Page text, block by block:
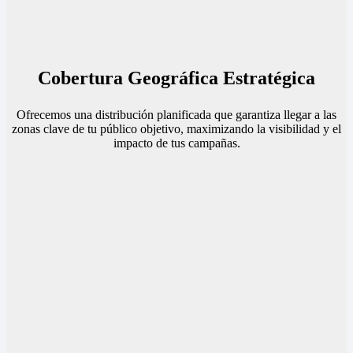
Cobertura Geográfica Estratégica
Ofrecemos una distribución planificada que garantiza llegar a las
zonas clave de tu público objetivo, maximizando la visibilidad y el
impacto de tus campañas.